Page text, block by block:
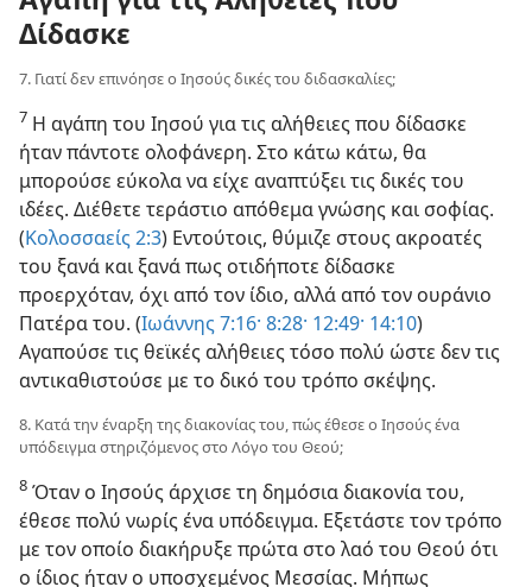
Δίδασκε
7. Γιατί δεν επινόησε ο Ιησούς δικές του διδασκαλίες;
7 Η αγάπη του Ιησού για τις αλήθειες που δίδασκε
ήταν πάντοτε ολοφάνερη. Στο κάτω κάτω, θα
μπορούσε εύκολα να είχε αναπτύξει τις δικές του
ιδέες. Διέθετε τεράστιο απόθεμα γνώσης και σοφίας.
(Κολοσσαείς 2:3) Εντούτοις, θύμιζε στους ακροατές
του ξανά και ξανά πως οτιδήποτε δίδασκε
προερχόταν, όχι από τον ίδιο, αλλά από τον ουράνιο
Πατέρα του. (Ιωάννης 7:16· 8:28· 12:49· 14:10)
Αγαπούσε τις θεϊκές αλήθειες τόσο πολύ ώστε δεν τις
αντικαθιστούσε με το δικό του τρόπο σκέψης.
8. Κατά την έναρξη της διακονίας του, πώς έθεσε ο Ιησούς ένα
υπόδειγμα στηριζόμενος στο Λόγο του Θεού;
8 Όταν ο Ιησούς άρχισε τη δημόσια διακονία του,
έθεσε πολύ νωρίς ένα υπόδειγμα. Εξετάστε τον τρόπο
με τον οποίο διακήρυξε πρώτα στο λαό του Θεού ότι
ο ίδιος ήταν ο υποσχεμένος Μεσσίας. Μήπως